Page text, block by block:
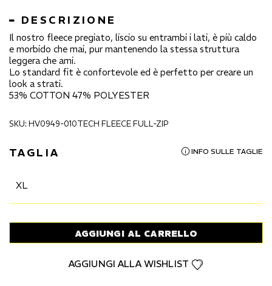
DESCRIZIONE
Il nostro fleece pregiato, liscio su entrambi i lati, è più caldo
e morbido che mai, pur mantenendo la stessa struttura
leggera che ami.
Lo standard fit è confortevole ed è perfetto per creare un
look a strati.
53% COTTON 47% POLYESTER
SKU: HV0949-010TECH FLEECE FULL-ZIP
TAGLIA INFO SULLE TAGLIE
XL
AGGIUNGI AL CARRELLO
AGGIUNGI ALLA WISHLIST